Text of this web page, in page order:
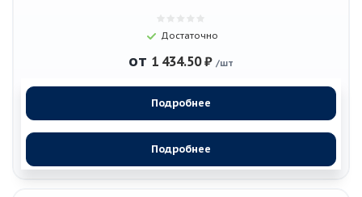
Достаточно
от 1 434.50 ₽ /шт
Подробнее
Подробнее